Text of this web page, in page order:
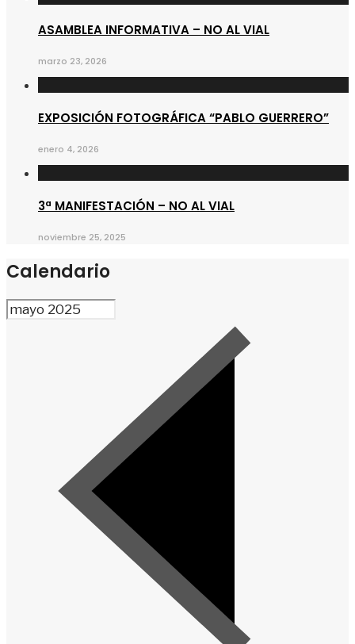
ASAMBLEA INFORMATIVA – NO AL VIAL
marzo 23, 2026
EXPOSICIÓN FOTOGRÁFICA “PABLO GUERRERO”
enero 4, 2026
3ª MANIFESTACIÓN – NO AL VIAL
noviembre 25, 2025
Calendario